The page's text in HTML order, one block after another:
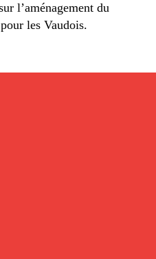
l’aménagement du
les Vaudois.